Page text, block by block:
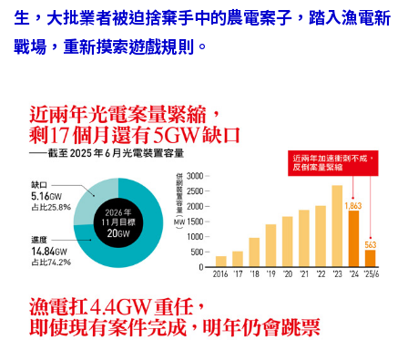
生，大批業者被迫捨棄手中的農電案子，踏入漁電新
戰場，重新摸索遊戲規則。